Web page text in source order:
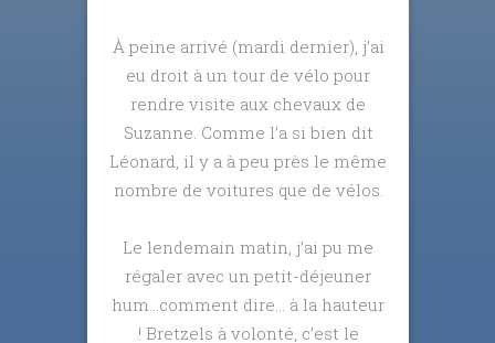
À peine arrivé (mardi dernier), j’ai
eu droit à un tour de vélo pour
rendre visite aux chevaux de
Suzanne. Comme l’a si bien dit
Léonard, il y a à peu près le même
nombre de voitures que de vélos.
Le lendemain matin, j’ai pu me
régaler avec un petit-déjeuner
hum…comment dire… à la hauteur
! Bretzels à volonté, c’est le